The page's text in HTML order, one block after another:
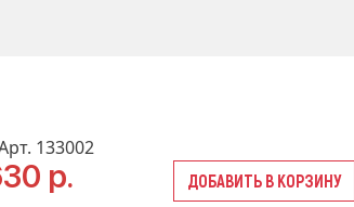
133002
р. ДОБАВИТЬ В КОРЗИНУ